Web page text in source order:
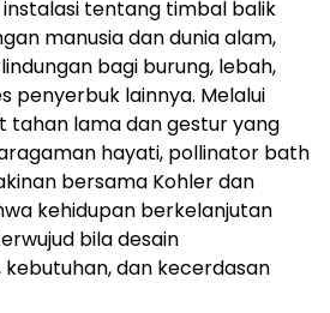
tentang timbal balik
manusia dan dunia alam,
bagi burung, lebah,
penyerbuk lainnya. Melalui
tahan lama dan gestur yang
hayati, pollinator bath
bersama Kohler dan
kehidupan berkelanjutan
bila desain
dan kecerdasan